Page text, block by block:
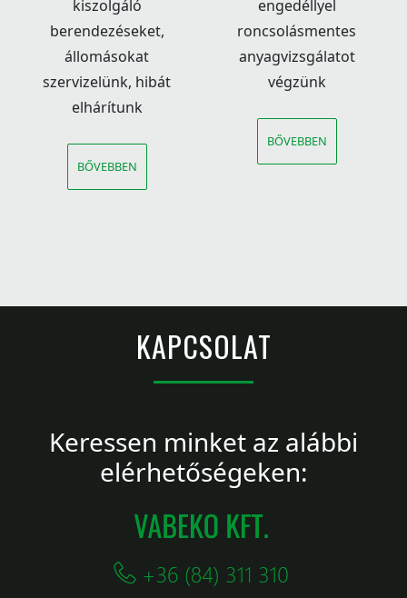
kiszolgáló
berendezéseket,
állomásokat
szervizelünk, hibát
elhárítunk
BŐVEBBEN
engedéllyel
roncsolásmentes
anyagvizsgálatot
végzünk
BŐVEBBEN
KAPCSOLAT
Keressen minket az alábbi
elérhetőségeken: